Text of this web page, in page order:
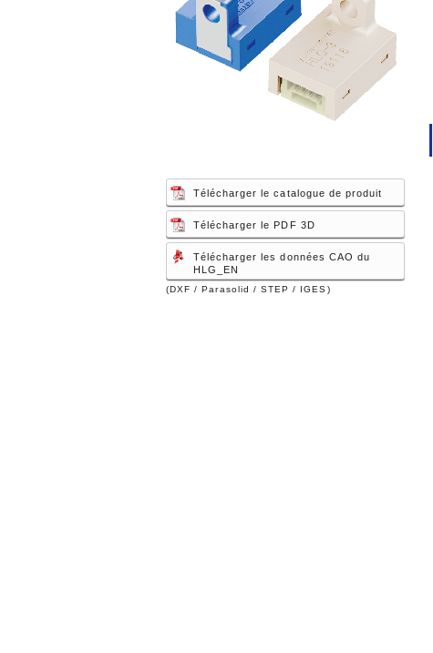
Télécharger le catalogue de produit
Télécharger le PDF 3D
Télécharger les données CAO du
HLG_EN
(DXF / Parasolid / STEP / IGES)